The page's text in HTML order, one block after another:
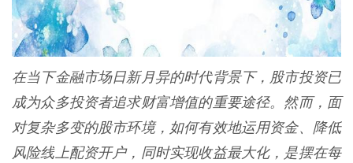
在当下金融市场日新月异的时代背景下，股市投资已
成为众多投资者追求财富增值的重要途径。然而，面
对复杂多变的股市环境，如何有效地运用资金、降低
风险线上配资开户，同时实现收益最大化，是摆在每